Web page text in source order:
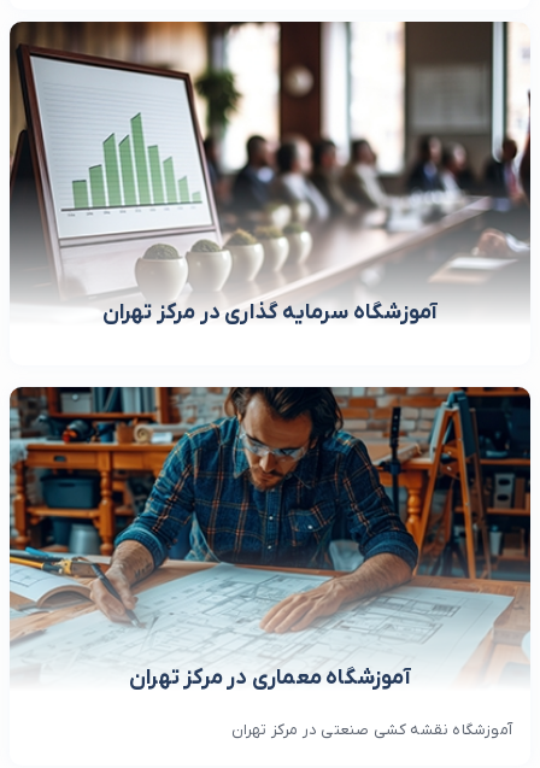
آموزشگاه سرمایه گذاری در مرکز تهران
آموزشگاه معماری در مرکز تهران
آموزشگاه نقشه کشی صنعتی در مرکز تهران